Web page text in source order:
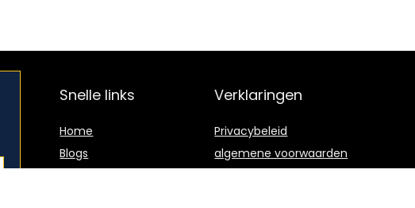
Snelle links
Home
Blogs
Verklaringen
Privacybeleid
algemene voorwaarden